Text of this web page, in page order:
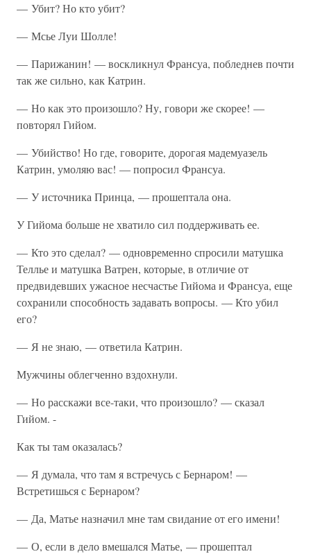
— Убит? Но кто убит?
— Мсье Луи Шолле!
— Парижанин! — воскликнул Франсуа, побледнев почти
так же сильно, как Катрин.
— Но как это произошло? Ну, говори же скорее! —
повторял Гийом.
— Убийство! Но где, говорите, дорогая мадемуазель
Катрин, умоляю вас! — попросил Франсуа.
— У источника Принца, — прошептала она.
У Гийома больше не хватило сил поддерживать ее.
— Кто это сделал? — одновременно спросили матушка
Теллье и матушка Ватрен, которые, в отличие от
предвидевших ужасное несчастье Гийома и Франсуа, еще
сохранили способность задавать вопросы. — Кто убил
его?
— Я не знаю, — ответила Катрин.
Мужчины облегченно вздохнули.
— Но расскажи все-таки, что произошло? — сказал
Гийом. -
Как ты там оказалась?
— Я думала, что там я встречусь с Бернаром! —
Встретишься с Бернаром?
— Да, Матье назначил мне там свидание от его имени!
— О, если в дело вмешался Матье, — прошептал